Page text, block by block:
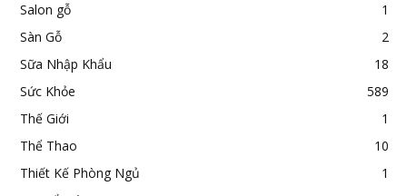
Salon gỗ
1
Sàn Gỗ
2
Sữa Nhập Khẩu
18
Sức Khỏe
589
Thế Giới
1
Thể Thao
10
Thiết Kế Phòng Ngủ
1